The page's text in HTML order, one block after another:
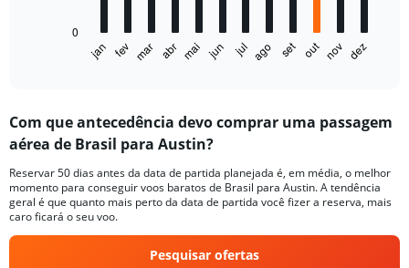
Range:
12
The
chart
has
1
jan fev mar abr mai jun jul ago set out nov dez
0
Com que antecedência devo comprar uma passagem
aérea de Brasil para Austin?
Reservar 50 dias antes da data de partida planejada é, em média, o melhor
momento para conseguir voos baratos de Brasil para Austin. A tendência
geral é que quanto mais perto da data de partida você fizer a reserva, mais
caro ficará o seu voo.
Pesquisar ofertas